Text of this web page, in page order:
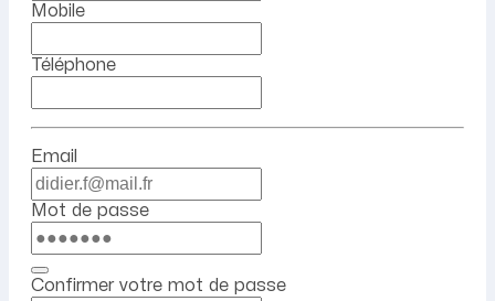
Mobile
Téléphone
Email
Mot de passe
Confirmer votre mot de passe